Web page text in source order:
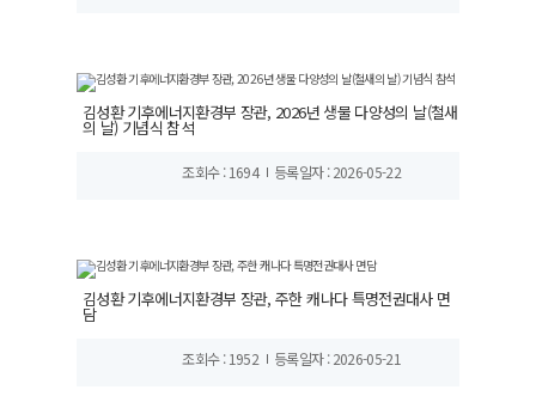
김성환 기후에너지환경부 장관, 2026년 생물 다양성의 날(철새
의 날) 기념식 참석
조회수 : 1694 등록일자 : 2026-05-22
김성환 기후에너지환경부 장관, 주한 캐나다 특명전권대사 면
담
조회수 : 1952 등록일자 : 2026-05-21